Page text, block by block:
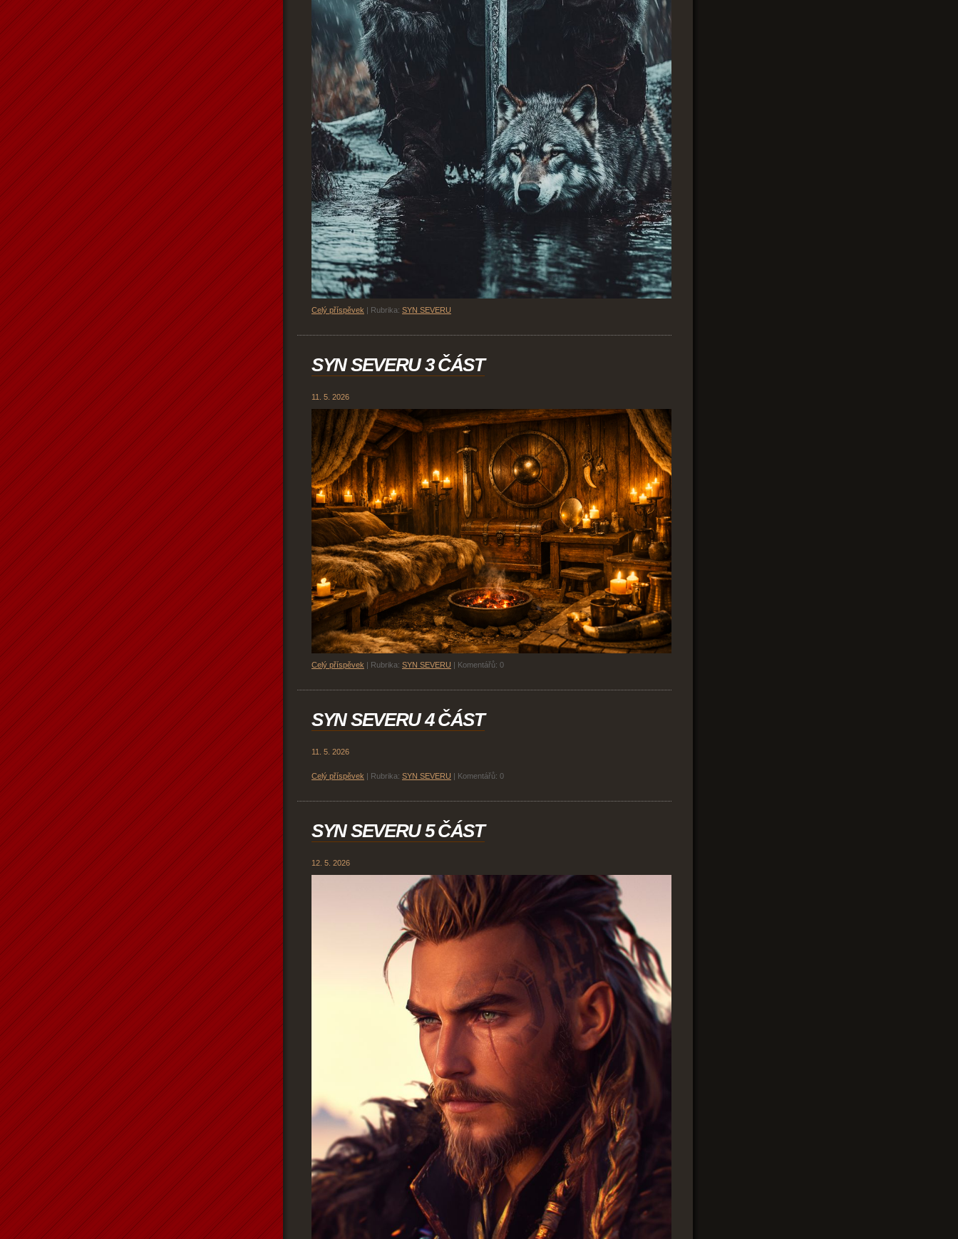
Celý příspěvek | Rubrika: SYN SEVERU
SYN SEVERU 3 ČÁST
11. 5. 2026
Celý příspěvek | Rubrika: SYN SEVERU | Komentářů: 0
SYN SEVERU 4 ČÁST
11. 5. 2026
Celý příspěvek | Rubrika: SYN SEVERU | Komentářů: 0
SYN SEVERU 5 ČÁST
12. 5. 2026